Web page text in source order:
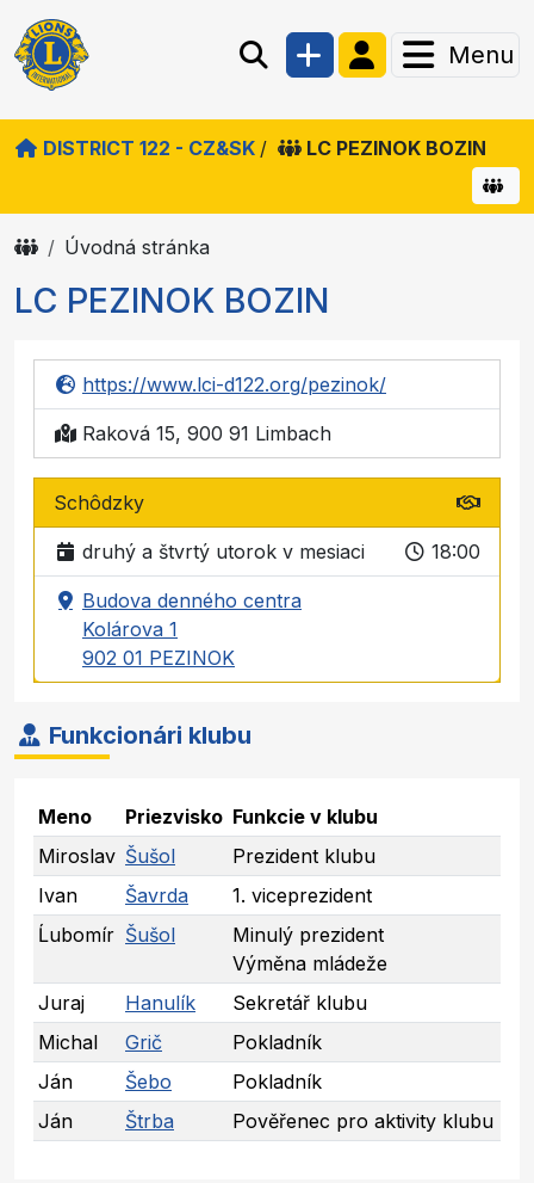
Menu
DISTRICT 122 - CZ&SK / LC PEZINOK BOZIN
Úvodná stránka
LC PEZINOK BOZIN
https://www.lci-d122.org/pezinok/
Raková 15, 900 91 Limbach
Schôdzky
druhý a štvrtý utorok v mesiaci 18:00
Budova denného centra
Kolárova 1
902 01 PEZINOK
Funkcionári klubu
Meno Priezvisko Funkcie v klubu
Miroslav Šušol
Prezident klubu
Ivan
Šavrda
1. viceprezident
Ĺubomír Šušol
Minulý prezident
Výměna mládeže
Juraj
Hanulík
Sekretář klubu
Michal
Grič
Pokladník
Ján
Šebo
Pokladník
Ján
Štrba Pověřenec pro aktivity klubu